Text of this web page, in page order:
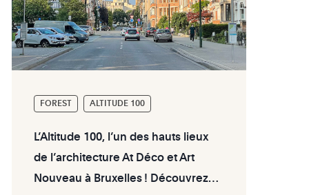
FOREST ALTITUDE 100
L’Altitude 100, l’un des hauts lieux
de l’architecture At Déco et Art
Nouveau à Bruxelles ! Découvrez